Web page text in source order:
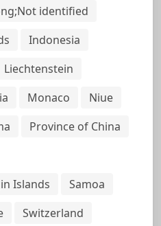
identified
Indonesia
Liechtenstein
Monaco
Niue
Province of China
Islands
Samoa
Switzerland